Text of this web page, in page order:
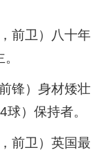
前卫）八十年
锋）身材矮壮
）保持者。
前卫）英国最